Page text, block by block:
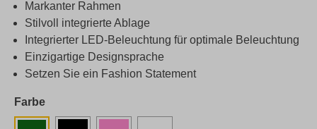
Markanter Rahmen
Stilvoll integrierte Ablage
Integrierter LED-Beleuchtung für optimale Beleuchtung
Einzigartige Designsprache
Setzen Sie ein Fashion Statement
Farbe